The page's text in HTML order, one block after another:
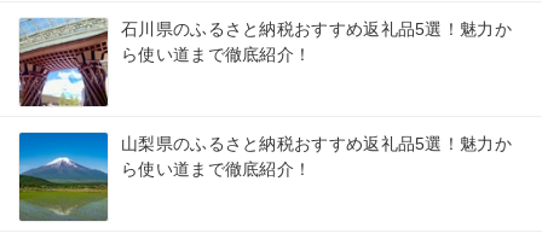
石川県のふるさと納税おすすめ返礼品5選！魅力か
ら使い道まで徹底紹介！
山梨県のふるさと納税おすすめ返礼品5選！魅力か
ら使い道まで徹底紹介！